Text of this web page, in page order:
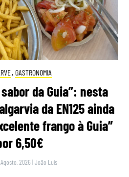
, GASTRONOMIA
da Guia”: nesta
da EN125 ainda
frango à Guia”
6,50€
2026 |João Luís